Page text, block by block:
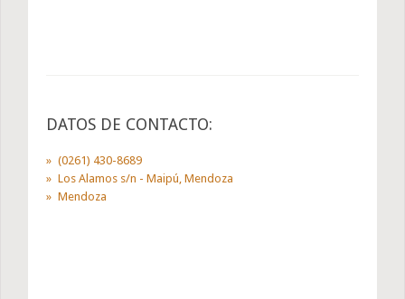
DATOS DE CONTACTO:
(0261) 430-8689
Los Alamos s/n - Maipú, Mendoza
Mendoza